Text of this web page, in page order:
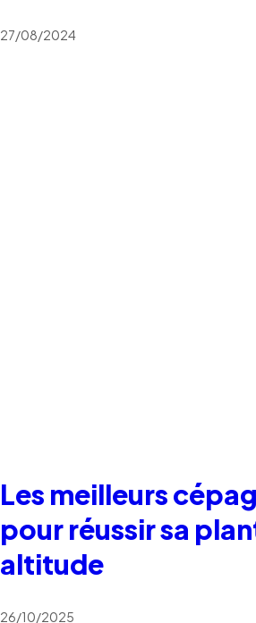
27/08/2024
Les meilleurs
pour réussir sa
altitude
26/10/2025